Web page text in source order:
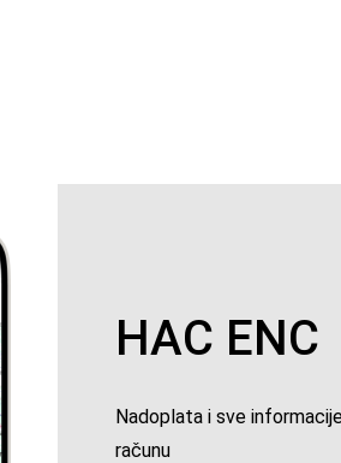
HAC ENC
Nadoplata i sve
računu